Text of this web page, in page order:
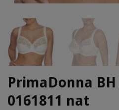
PrimaDonna
0161811 nat